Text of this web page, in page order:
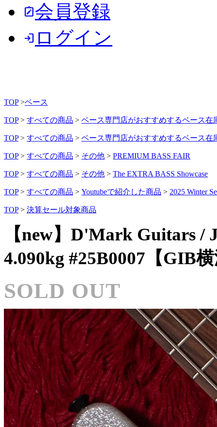
note_alt会員登録
login ログイン
TOP >ベース
TOP > すべての商品 > ベース専門店がおすすめするベース在
TOP > すべての商品 > ベース専門店がおすすめするベース在
TOP > すべての商品 > その他 > PREMIUM BASS FAIR
TOP > すべての商品 > その他 > The EXTRA BASS Showcase
TOP > すべての商品 > Youtubeで紹介した商品 > 2025 Winter
TOP > 決算セール対象商品
【new】D'Mark Guitars /
4.090kg #25B0007【GIB
SOLD OUT